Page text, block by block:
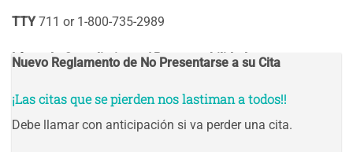
TTY 711 or 1-800-735-2989
Línea de Cumplimiento / Responsabilidad832-548-5018
Nuevo Reglamento de No Presentarse a su Cita
¡Las citas que se pierden nos lastiman a todos!!
Debe llamar con anticipación si va perder una cita.